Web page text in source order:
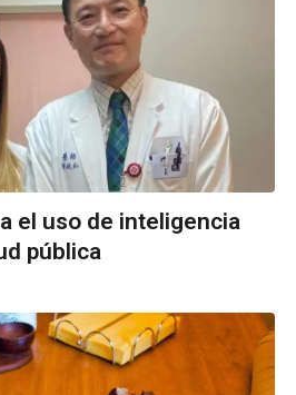
el uso de inteligencia
pública